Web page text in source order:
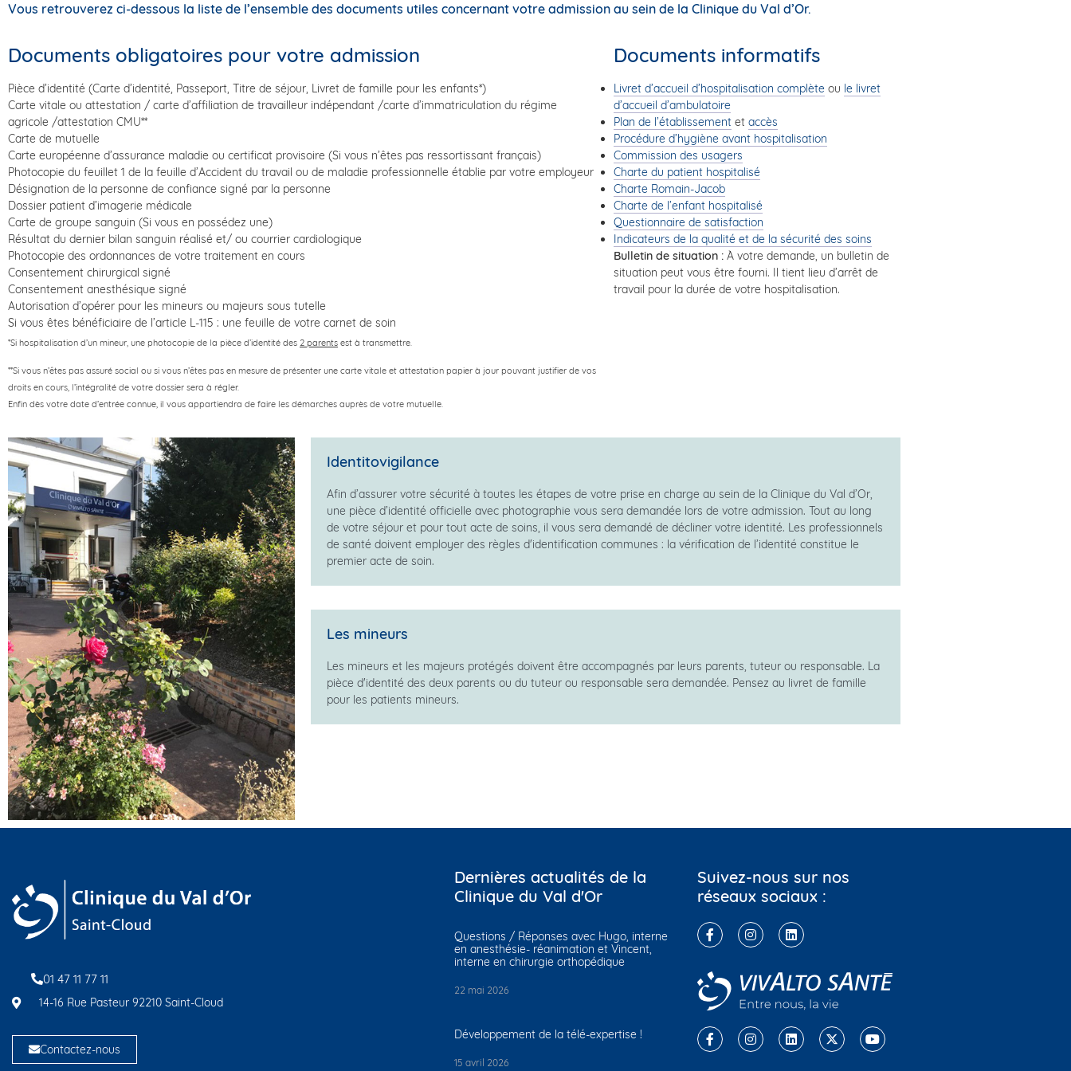
Vous retrouverez ci-dessous la liste de l’ensemble des documents utiles concernant votre admission au sein de la Clinique du Val d’Or.
Documents obligatoires pour votre admission
Pièce d’identité (Carte d’identité, Passeport, Titre de séjour, Livret de famille pour les enfants*)
Carte vitale ou attestation / carte d’affiliation de travailleur indépendant /carte d’immatriculation du régime
agricole /attestation CMU**
Carte de mutuelle
Carte européenne d’assurance maladie ou certificat provisoire (Si vous n’êtes pas ressortissant français)
Photocopie du feuillet 1 de la feuille d’Accident du travail ou de maladie professionnelle établie par votre employeur
Désignation de la personne de confiance signé par la personne
Dossier patient d’imagerie médicale
Carte de groupe sanguin (Si vous en possédez une)
Résultat du dernier bilan sanguin réalisé et/ ou courrier cardiologique
Photocopie des ordonnances de votre traitement en cours
Consentement chirurgical signé
Consentement anesthésique signé
Autorisation d’opérer pour les mineurs ou majeurs sous tutelle
Si vous êtes bénéficiaire de l’article L-115 : une feuille de votre carnet de soin
*Si hospitalisation d’un mineur, une photocopie de la pièce d’identité des 2 parents est à transmettre.
**Si vous n’êtes pas assuré social ou si vous n’êtes pas en mesure de présenter une carte vitale et attestation papier à jour pouvant justifier de vos
droits en cours, l’intégralité de votre dossier sera à régler.
Enfin dès votre date d’entrée connue, il vous appartiendra de faire les démarches auprès de votre mutuelle.
Documents informatifs
Livret d’accueil d’hospitalisation complète ou le livret
d’accueil d’ambulatoire
Plan de l’établissementet accès
Procédure d’hygiène avant hospitalisation
Commission des usagers
Charte du patient hospitalisé
Charte Romain-Jacob
Charte de l’enfant hospitalisé
Questionnaire de satisfaction
Indicateurs de la qualité et de la sécurité des soins
Bulletin de situation :À votre demande, un bulletin de
situation peut vous être fourni. Il tient lieu d’arrêt de
travail pour la durée de votre hospitalisation.
Identitovigilance
Afin d’assurer votre sécurité à toutes les étapes de votre prise en charge au sein de la Clinique du Val d’Or,
une pièce d’identité officielle avec photographie vous sera demandée lors de votre admission. Tout au long
de votre séjour et pour tout acte de soins, il vous sera demandé de décliner votre identité. Les professionnels
de santé doivent employer des règles d'identification communes : la vérification de l’identité constitue le
premier acte de soin.
Les mineurs
Les mineurs et les majeurs protégés doivent être accompagnés par leurs parents, tuteur ou responsable. La
pièce d'identité des deux parents ou du tuteur ou responsable sera demandée. Pensez au livret de famille
pour les patients mineurs.
01 47 11 77 11
14-16 Rue Pasteur 92210 Saint-Cloud
Contactez-nous
Dernières actualités de la
Clinique du Val d'Or
Questions / Réponses avec Hugo, interne
en anesthésie- réanimation et Vincent,
interne en chirurgie orthopédique
22 mai 2026
Développement de la télé-expertise !
15 avril 2026
Suivez-nous sur nos
réseaux sociaux :